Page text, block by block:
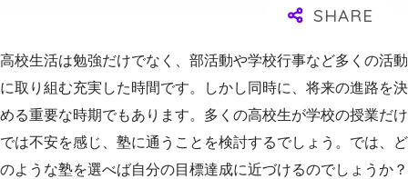
高校生活は勉強だけでなく、部活動や学校行事など多くの活動
に取り組む充実した時間です。しかし同時に、将来の進路を決
める重要な時期でもあります。多くの高校生が学校の授業だけ
では不安を感じ、塾に通うことを検討するでしょう。では、ど
のような塾を選べば自分の目標達成に近づけるのでしょうか？